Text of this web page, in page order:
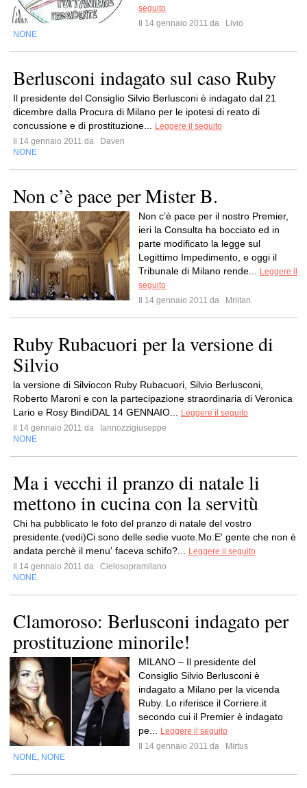
seguito
Il 14 gennaio 2011 da
Livio
NONE
Berlusconi indagato sul caso Ruby
Il presidente del Consiglio Silvio Berlusconi è indagato dal 21
dicembre dalla Procura di Milano per le ipotesi di reato di
concussione e di prostituzione...
Leggere il seguito
Il 14 gennaio 2011 da
Daven
NONE
Non c’è pace per Mister B.
Non c’è pace per il nostro Premier,
ieri la Consulta ha bocciato ed in
parte modificato la legge sul
Legittimo Impedimento, e oggi il
Tribunale di Milano rende...
Leggere il
seguito
Il 14 gennaio 2011 da
Mriitan
Ruby Rubacuori per la versione di
Silvio
la versione di Silviocon Ruby Rubacuori, Silvio Berlusconi,
Roberto Maroni e con la partecipazione straordinaria di Veronica
Lario e Rosy BindiDAL 14 GENNAIO...
Leggere il seguito
Il 14 gennaio 2011 da
Iannozzigiuseppe
NONE
Ma i vecchi il pranzo di natale li
mettono in cucina con la servitù
Chi ha pubblicato le foto del pranzo di natale del vostro
presidente.(vedi)Ci sono delle sedie vuote.Mo:E' gente che non è
andata perchè il menu' faceva schifo?...
Leggere il seguito
Il 14 gennaio 2011 da
Cielosopramilano
NONE
Clamoroso: Berlusconi indagato per
prostituzione minorile!
MILANO – Il presidente del
Consiglio Silvio Berlusconi è
indagato a Milano per la vicenda
Ruby. Lo riferisce il Corriere.it
secondo cui il Premier è indagato
pe...
Leggere il seguito
Il 14 gennaio 2011 da
Mirtus
NONE NONE